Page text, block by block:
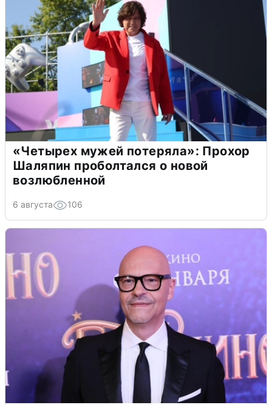
«Четырех мужей потеряла»: Прохор
Шаляпин проболтался о новой
возлюбленной
6 августа 106